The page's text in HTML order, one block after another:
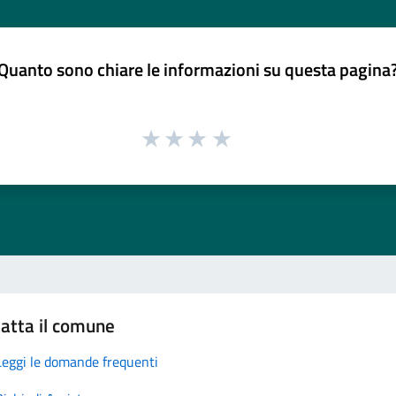
sono chiare le informazioni su questa
il comune
le domande frequenti